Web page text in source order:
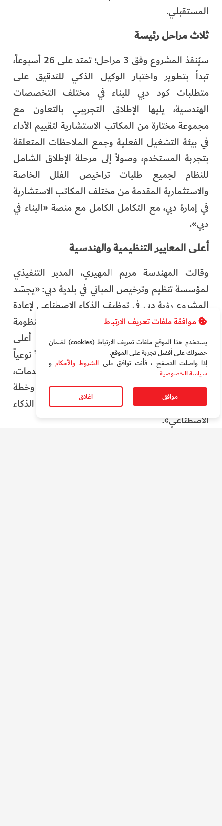
المستقبلي.
ثلاث مراحل رئيسة
سيُنفذ المشروع وفق 3 مراحل؛ تمتد على 26 أسبوعاً،
تبدأ بتطوير واختبار الوكيل الذكي للتدقيق على
متطلبات كود دبي للبناء في مختلف التخصصات
الهندسية، يليها الإطلاق التجريبي بالتعاون مع
مجموعة مختارة من المكاتب الاستشارية لتقييم الأداء
في بيئة التشغيل الفعلية وجمع الملاحظات المتعلقة
بتجربة المستخدم، وصولاً إلى مرحلة الإطلاق الشامل
للنظام لجميع طلبات تراخيص الفلل الخاصة
والاستثمارية المقدمة من مختلف المكاتب الاستشارية
في إمارة دبي، مع التكامل الكامل مع منصة «البناء في
دبي».
أعلى المعايير التنظيمية والهندسية
وقالت المهندسة مريم المهيري، المدير التنفيذي
لمؤسسة تنظيم وترخيص المباني في بلدية دبي: «يجسّد
المشروع رؤية دبي في توظيف الذكاء الاصطناعي لإعادة
تصميم الخدمات الحكومية، من خلال بناء منظومة
رقمية قادرة على اتخاذ القرار بكفاءة وفق أعلى
المعايير. ويمثل إصدار تراخيص البناء آلياً تحولاً نوعياً
في رحلة المتعامل، بما يسرع الإنجاز وجودة الخدمات،
ويدعم مستهدفات أجندة دبي الاقتصادية D33، وخطة
دبي السنوية لتسريع تبني استخدامات الذكاء
الاصطناعي».
موافقة ملفات تعريف الارتباط
يستخدم هذا الموقع ملفات تعريف الارتباط (cookies) لضمان
حصولك على أفضل تجربة على الموقع‏.
إذا واصلت التصفح ، فأنت توافق على الشروط والأحكامو
سياسة الخصوصية.
موافق اغلاق